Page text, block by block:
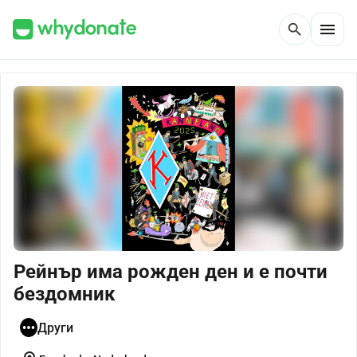
search menu
Рейнър има рожден ден и е почти
бездомник
Други